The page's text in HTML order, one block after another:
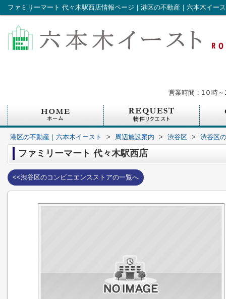
ファミリーマート 代々木駅西店情報ページ｜港区の不動産｜六本木イー
営業時間：1０時
港区の不動産｜六本木イースト > 周辺施設案内 > 渋谷区 > 渋谷区
ファミリーマート 代々木駅西店
<<渋谷区のコンビニエンスストアの一覧へ